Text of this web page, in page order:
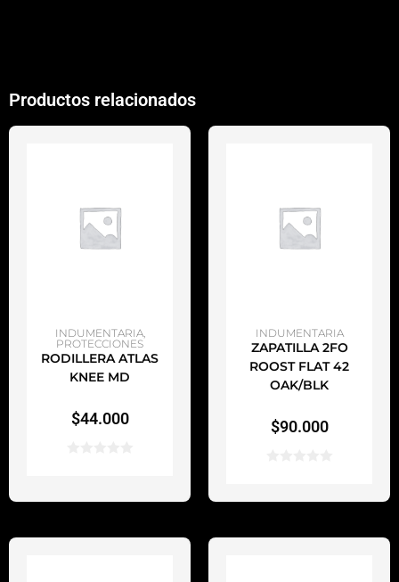
Productos relacionados
AÑADIR AL CARRITO
INDUMENTARIA,
PROTECCIONES
RODILLERA ATLAS
KNEE MD
$44.000
AÑADIR AL CARRITO
INDUMENTARIA
ZAPATILLA 2FO
ROOST FLAT 42
OAK/BLK
$90.000